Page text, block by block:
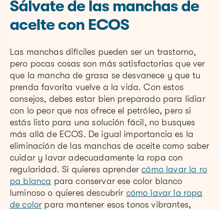
Sálvate de las manchas de
aceite con ECOS
Las manchas difíciles pueden ser un trastorno,
pero pocas cosas son más satisfactorias que ver
que la mancha de grasa se desvanece y que tu
prenda favorita vuelve a la vida. Con estos
consejos, debes estar bien preparado para lidiar
con lo peor que nos ofrece el petróleo, pero si
estás listo para una solución fácil, no busques
más allá de ECOS. De igual importancia es la
eliminación de las manchas de aceite como saber
cuidar y lavar adecuadamente la ropa con
regularidad. Si quieres aprendercómo lavar la ro
pa blanca para conservar ese color blanco
luminoso o quieres descubrir cómo lavar la ropa
de color para mantener esos tonos vibrantes,